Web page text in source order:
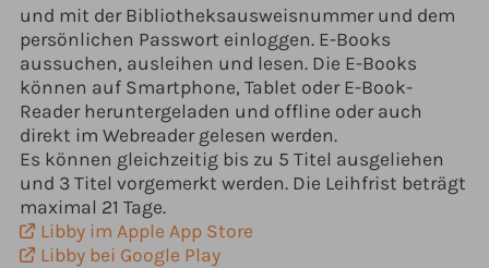
und mit der Bibliotheksausweisnummer und dem
persönlichen Passwort einloggen. E-Books
aussuchen, ausleihen und lesen. Die E-Books
können auf Smartphone, Tablet oder E-Book-
Reader heruntergeladen und offline oder auch
direkt im Webreader gelesen werden.
Es können gleichzeitig bis zu 5 Titel ausgeliehen
und 3 Titel vorgemerkt werden. Die Leihfrist beträgt
maximal 21 Tage.
Libby im Apple App Store
Libby bei Google Play